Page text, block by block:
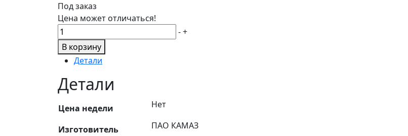
Под заказ
Цена может отличаться!
Количество
товара
Шайба
опорная
шестерни
полуоси
редуктора
КАМАЗ
оригинал
-+
В корзину
Детали
Детали
Цена недели Нет
Изготовитель ПАО КАМАЗ